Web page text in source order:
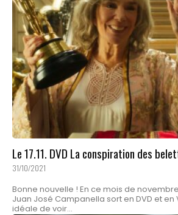
Le 17.11. DVD La conspiration des
31/10/2021
Bonne nouvelle ! En ce mois de
Juan José Campanella sort en DVD et en
idéale de voir...